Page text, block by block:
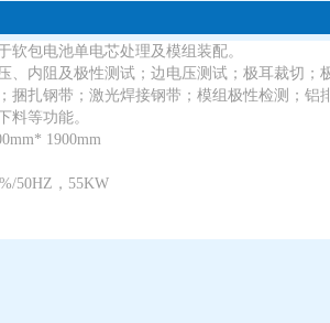
软包电池单电芯处理及模组装配。
、内阻及极性测试；边电压测试；极耳裁切；
捆扎钢带；激光焊接钢带；模组极性检测；
料等功能。
1900mm
50HZ，55KW